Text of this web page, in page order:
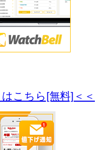
こちら[無料]＜＜